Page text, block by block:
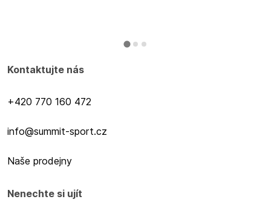
Kontaktujte nás
+420 770 160 472
info@summit-sport.cz
Naše prodejny
Nenechte si ujít